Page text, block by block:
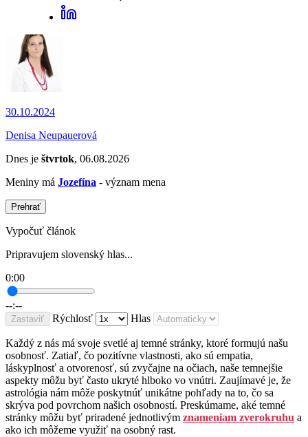
30.10.2024
Denisa Neupauerová
Dnes je štvrtok, 06.08.2026
Meniny má Jozefína - význam mena
Prehrať
Vypočuť článok
Pripravujem slovenský hlas...
0:00
--:--
Zastaviť Rýchlosť Hlas
Každý z nás má svoje svetlé aj temné stránky, ktoré formujú našu
osobnosť. Zatiaľ, čo pozitívne vlastnosti, ako sú empatia,
láskyplnosť a otvorenosť, sú zvyčajne na očiach, naše temnejšie
aspekty môžu byť často ukryté hlboko vo vnútri. Zaujímavé je, že
astrológia nám môže poskytnúť unikátne pohľady na to, čo sa
skrýva pod povrchom našich osobností. Preskúmame, aké temné
stránky môžu byť priradené jednotlivým znameniam zverokruhu a
ako ich môžeme využiť na osobný rast.